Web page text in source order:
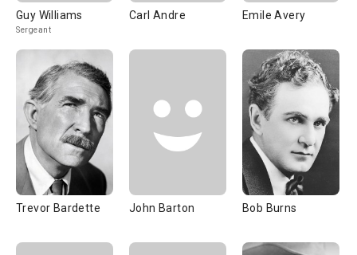
Guy Williams
Sergeant
Carl Andre Emile Avery
Trevor Bardette John Barton Bob Burns